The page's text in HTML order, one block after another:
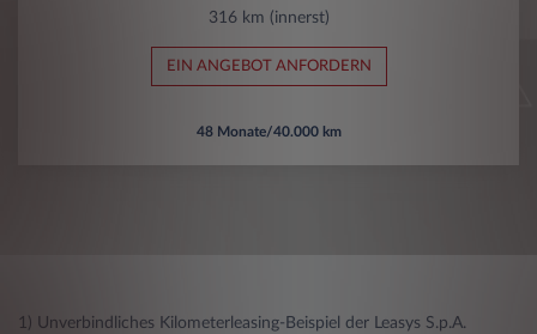
316 km (innerst)
EIN ANGEBOT ANFORDERN
48 Monate/40.000 km
1) Unverbindliches Kilometerleasing-Beispiel der Leasys S.p.A.